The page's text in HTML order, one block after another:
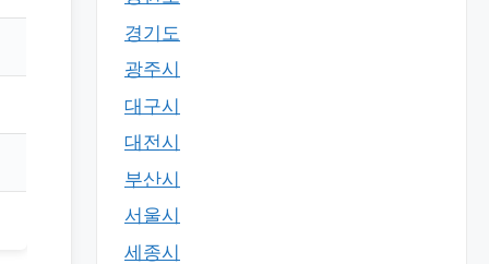
경기도
광주시
대구시
대전시
부산시
서울시
세종시